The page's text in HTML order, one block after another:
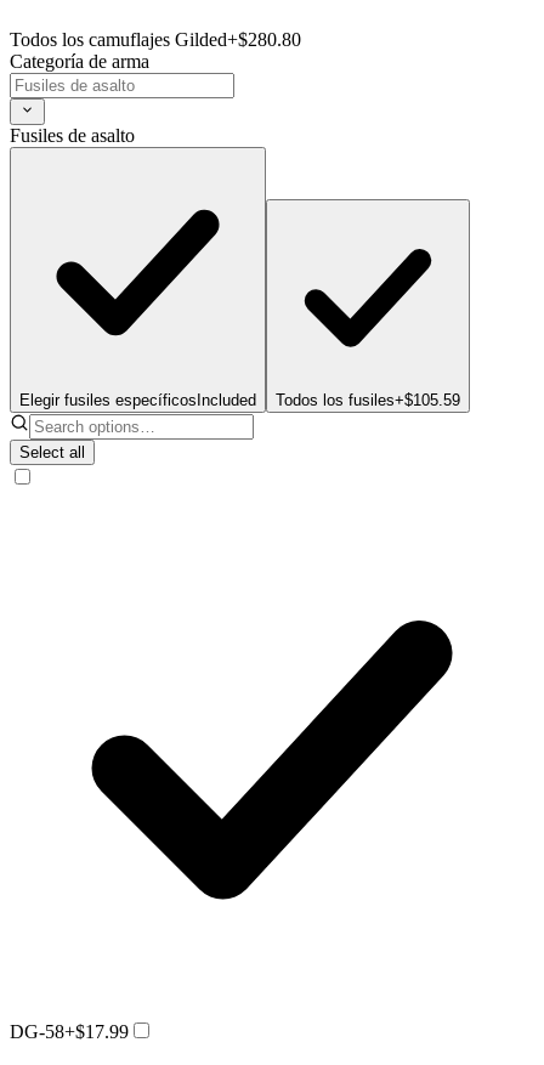
Todos los camuflajes Gilded+$280.80
Categoría de arma
Fusiles de asalto
Elegir fusiles específicos Included Todos los fusiles+$105.59
Select all
DG-58+$17.99